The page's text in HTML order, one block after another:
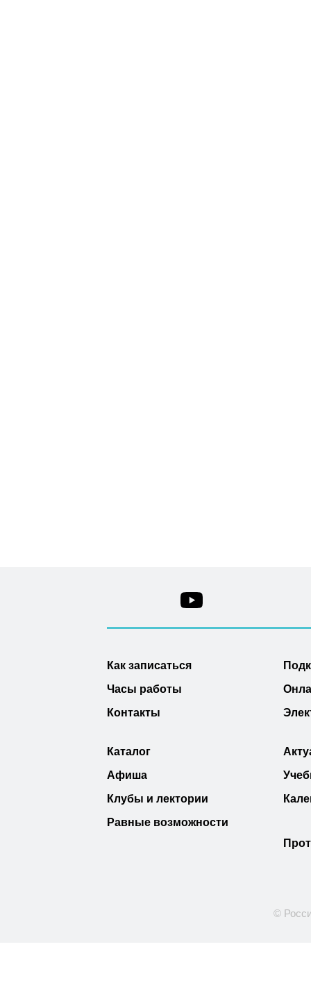
Как записаться
Часы работы
Контакты
Каталог
Афиша
Клубы и лектории
Равные возможности
©